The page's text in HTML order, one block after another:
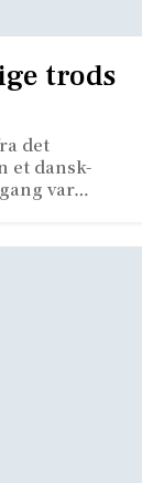
trods
det
et dansk-
var…